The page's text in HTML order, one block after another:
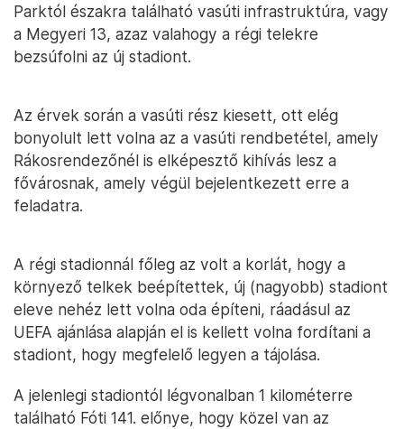
Parktól északra található vasúti infrastruktúra, vagy
a Megyeri 13, azaz valahogy a régi telekre
bezsúfolni az új stadiont.
Az érvek során a vasúti rész kiesett, ott elég
bonyolult lett volna az a vasúti rendbetétel, amely
Rákosrendezőnél is elképesztő kihívás lesz a
fővárosnak, amely végül bejelentkezett erre a
feladatra.
A régi stadionnál főleg az volt a korlát, hogy a
környező telkek beépítettek, új (nagyobb) stadiont
eleve nehéz lett volna oda építeni, ráadásul az
UEFA ajánlása alapján el is kellett volna fordítani a
stadiont, hogy megfelelő legyen a tájolása.
A jelenlegi stadiontól légvonalban 1 kilométerre
található Fóti 141. előnye, hogy közel van az